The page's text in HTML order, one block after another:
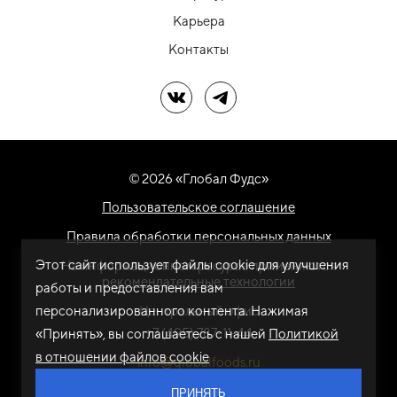
Карьера
Контакты
Мы в ВКМы в Telegram
© 2026 «Глобал Фудс»
Пользовательское соглашение
Правила обработки персональных данных
На информационном ресурсе применяются
рекомендательные технологии
Центральный офис
+7 (495) 787-11-44
info@globalfoods.ru
Этот сайт использует файлы cookie для улучшения
работы и предоставления вам
персонализированного контента. Нажимая
«Принять», вы соглашаетесь с нашей Политикой
в отношении файлов cookie
ПРИНЯТЬ